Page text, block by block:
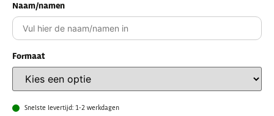
Naam/namen
Formaat
Snelste levertijd: 1-2 werkdagen